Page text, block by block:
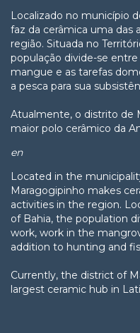
Localizado no município
faz da cerâmica uma das
região. Situada no
população divide-se
mangue e as tarefas
a pesca para sua
Atualmente, o distrito de
maior polo cerâmico da
en
Located in the
Maragogipinho makes
activities in the region.
of Bahia, the population
work, work in the
addition to hunting and
Currently, the district of
largest ceramic hub in